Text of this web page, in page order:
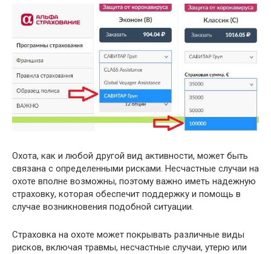
Охота, как и любой другой вид активности, может быть
связана с определенными рисками. Несчастные случаи на
охоте вполне возможны, поэтому важно иметь надежную
страховку, которая обеспечит поддержку и помощь в
случае возникновения подобной ситуации.
Страховка на охоте может покрывать различные виды
рисков, включая травмы, несчастные случаи, утерю или